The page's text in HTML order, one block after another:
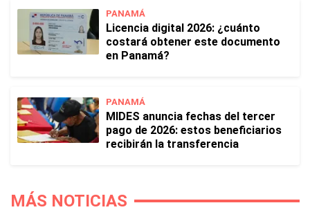
PANAMÁ
Licencia digital 2026: ¿cuánto
costará obtener este documento
en Panamá?
PANAMÁ
MIDES anuncia fechas del tercer
pago de 2026: estos beneficiarios
recibirán la transferencia
MÁS NOTICIAS